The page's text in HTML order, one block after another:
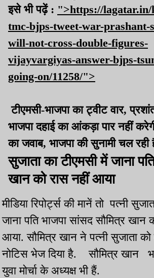
इसे भी पढ़ें : ">https://
tmc-bjps-tweet-war-prashant-
will-not-cross-double-figures-
vijayvargiyas-answer-bjps-
going-on/11258/">
टीएमसी-भाजपा का ट्वीट वार,
भाजपा दहाई का आंकड़ा पार नहीं
का जवाब, भाजपा की सुनामी चल रही
सुजाता का टीएमसी में जाना
खान को रास नहीं आया
मीडिया रिपोर्ट्स की मानें तो पत्नी
जाना पति भाजपा सांसद सौमित्र खान
आया. सौमित्र खान ने पत्नी सुजाता
नोटिस भेज दिया है. सौमित्र खान
युवा मोर्चा के अध्यक्ष भी हैं.